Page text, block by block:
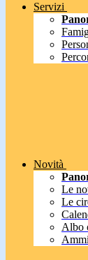
Servizi
Novità
Le
Le
Albo